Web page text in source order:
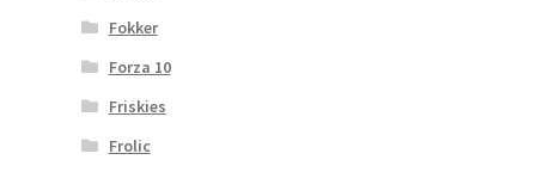
Fokker
Forza 10
Friskies
Frolic